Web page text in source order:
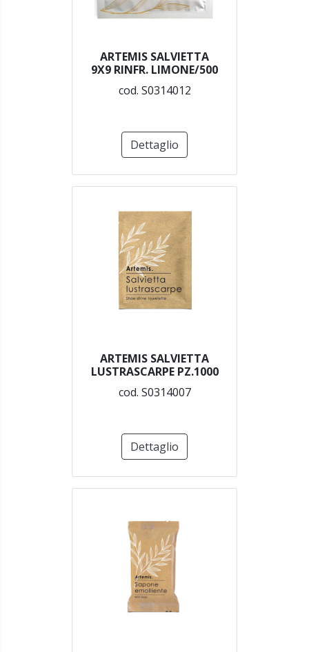
ARTEMIS SALVIETTA
9X9 RINFR. LIMONE/500
cod. S0314012
Dettaglio
ARTEMIS SALVIETTA
LUSTRASCARPE PZ.1000
cod. S0314007
Dettaglio